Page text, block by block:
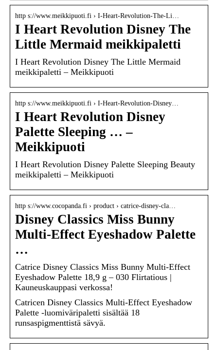
http s://www.meikkipuoti.fi › I-Heart-Revolution-The-Li…
I Heart Revolution Disney The
Little Mermaid meikkipaletti
I Heart Revolution Disney The Little Mermaid
meikkipaletti – Meikkipuoti
http s://www.meikkipuoti.fi › I-Heart-Revolution-Disney…
I Heart Revolution Disney
Palette Sleeping … –
Meikkipuoti
I Heart Revolution Disney Palette Sleeping Beauty
meikkipaletti – Meikkipuoti
http s://www.cocopanda.fi › product › catrice-disney-cla…
Disney Classics Miss Bunny
Multi-Effect Eyeshadow Palette
…
Catrice Disney Classics Miss Bunny Multi-Effect
Eyeshadow Palette 18,9 g – 030 Flirtatious |
Kauneuskauppasi verkossa!
Catricen Disney Classics Multi-Effect Eyeshadow
Palette -luomiväripaletti sisältää 18
runsaspigmenttistä sävyä.